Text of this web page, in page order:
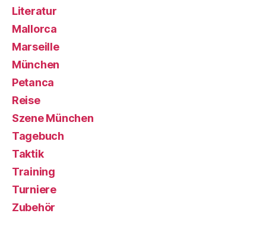
Literatur
Mallorca
Marseille
München
Petanca
Reise
Szene München
Tagebuch
Taktik
Training
Turniere
Zubehör